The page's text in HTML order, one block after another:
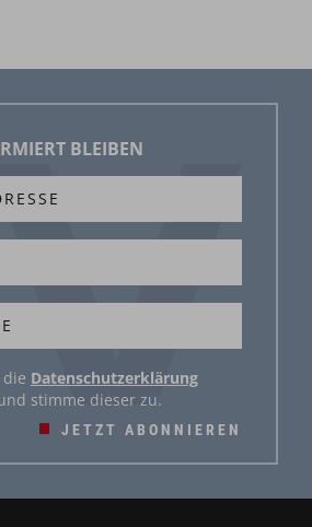
BLEIBEN
JETZT ABONNIEREN
Datenschutzerklärung
stimme dieser zu.